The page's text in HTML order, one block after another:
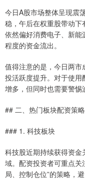
今日A股市场整体呈现震
稳，午后在权重股带动
依然偏好消费电子、新
程度的资金流出。
值得注意的是，今日两
投活跃度提升。对于使
增多，但同时也需要警惕
## 二、热门板块配资策略
### 1. 科技板块
科技股近期持续获得资
域。配资投资者可重点关
局、控制仓位”的策略，避